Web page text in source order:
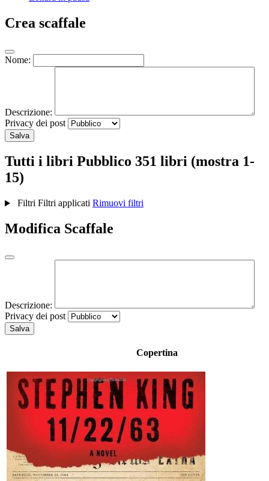
Crea scaffale
Nome:
Descrizione:
Privacy dei post
Salva
Tutti i libri Pubblico 351 libri (mostra 1-
15)
Filtri Filtri applicati Rimuovi filtri
Modifica Scaffale
Descrizione:
Privacy dei post
Salva
Copertina